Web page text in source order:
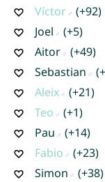
Víctor
(+92)
Joel
(+5)
Aitor
(+49)
Sebastian
Aleix
(+21)
Teo
(+1)
Pau
(+14)
Fabio
(+23)
Simon
(+38)